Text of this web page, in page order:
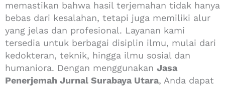
memastikan bahwa hasil terjemahan tidak hanya
bebas dari kesalahan, tetapi juga memiliki alur
yang jelas dan profesional. Layanan kami
tersedia untuk berbagai disiplin ilmu, mulai dari
kedokteran, teknik, hingga ilmu sosial dan
humaniora. Dengan menggunakan Jasa
Penerjemah Jurnal Surabaya Utara, Anda dapat